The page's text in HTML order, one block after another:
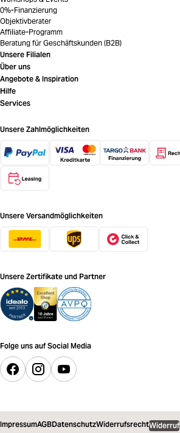
0%-Finanzierung
Objektivberater
Affiliate-Programm
Beratung für Geschäftskunden (B2B)
Unsere Filialen
Über uns
Angebote & Inspiration
Hilfe
Services
Unsere Zahlmöglichkeiten
Unsere Versandmöglichkeiten
Unsere Zertifikate und Partner
Folge uns auf Social Media
ImpressumAGBDatenschutzWiderrufsrechtWiderruf